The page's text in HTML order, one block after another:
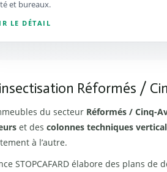
et bureaux.
LE DÉTAIL
Réformés /
du secteur Réformés / Cinq-
et des colonnes techniques
à l’autre.
STOPCAFARD élabore des plans